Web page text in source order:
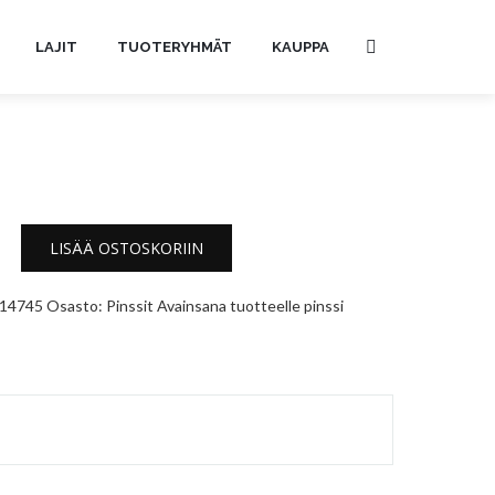
LAJIT TUOTERYHMÄT KAUPPA
LISÄÄ OSTOSKORIIN
14745 Osasto: Pinssit Avainsana tuotteellepinssi